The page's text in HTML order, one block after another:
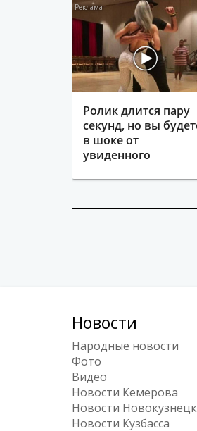
Ролик длится пару
секунд, но вы
в шоке от
увиденного
Новости
Народные новости
Фото
Видео
Новости Кемерова
Новости
Новости Кузбасса